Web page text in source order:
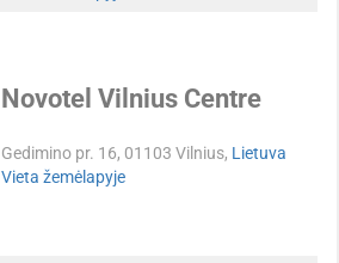
Novotel Vilnius Centre
Gedimino pr. 16, 01103 Vilnius, Lietuva
Vieta žemėlapyje